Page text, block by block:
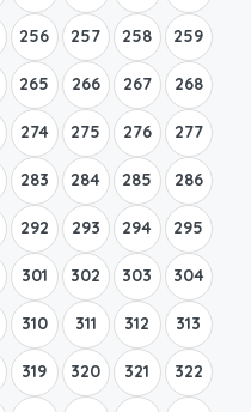
256 257 258 259
265 266 267 268
274 275 276 277
283 284 285 286
292 293 294 295
301 302 303 304
310 311 312 313
319 320 321 322